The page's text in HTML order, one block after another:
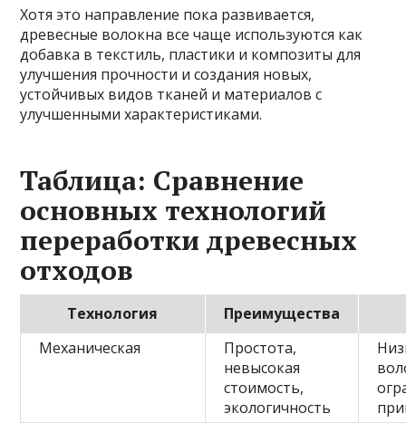
Хотя это направление пока развивается,
древесные волокна все чаще используются как
добавка в текстиль, пластики и композиты для
улучшения прочности и создания новых,
устойчивых видов тканей и материалов с
улучшенными характеристиками.
Таблица: Сравнение
основных технологий
переработки древесных
отходов
Технология
Преимущества
Механическая
Простота,
невысокая
стоимость,
экологичность